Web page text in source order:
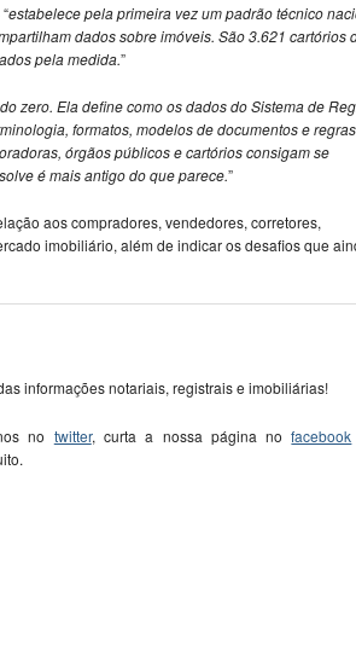
estabelece pela primeira vez um padrão técnico
dados sobre imóveis. São 3.621 cartórios
pela medida.”
zero. Ela define como os dados do Sistema de
formatos, modelos de documentos e
órgãos públicos e cartórios consigam se
é mais antigo do que parece.”
aos compradores, vendedores, corretores,
imobiliário, além de indicar os desafios que
informações notariais, registrais e imobiliárias!
no twitter, curta a nossa página nofacebook